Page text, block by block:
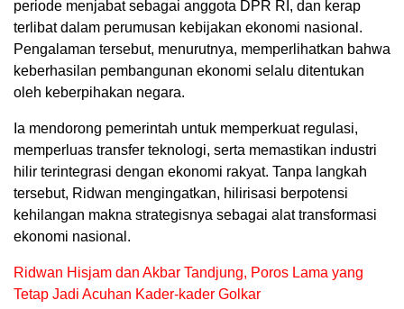
periode menjabat sebagai anggota DPR RI, dan kerap
terlibat dalam perumusan kebijakan ekonomi nasional.
Pengalaman tersebut, menurutnya, memperlihatkan bahwa
keberhasilan pembangunan ekonomi selalu ditentukan
oleh keberpihakan negara.
Ia mendorong pemerintah untuk memperkuat regulasi,
memperluas transfer teknologi, serta memastikan industri
hilir terintegrasi dengan ekonomi rakyat. Tanpa langkah
tersebut, Ridwan mengingatkan, hilirisasi berpotensi
kehilangan makna strategisnya sebagai alat transformasi
ekonomi nasional.
Ridwan Hisjam dan Akbar Tandjung, Poros Lama yang
Tetap Jadi Acuhan Kader-kader Golkar